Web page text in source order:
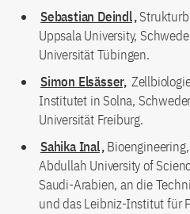
Sebastian Deindl,
Uppsala University,
Universität Tübingen.
Simon Elsässer,
Institutet in Solna,
Universität Freiburg.
Sahika Inal,
Abdullah University of
Saudi-Arabien, an die
und das Leibniz-Institut für